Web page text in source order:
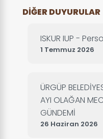
DIĞER DUYURULAR
ISKUR IUP -
1 Temmuz 2026
ÜRGÜP
AYI OLAĞAN
GÜNDEMİ
26 Haziran 2026